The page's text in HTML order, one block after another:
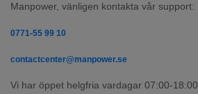
Manpower, vänligen kontakta vår support:
0771-55 99 10
contactcenter@manpower.se
Vi har öppet helgfria vardagar 07:00-18:00.